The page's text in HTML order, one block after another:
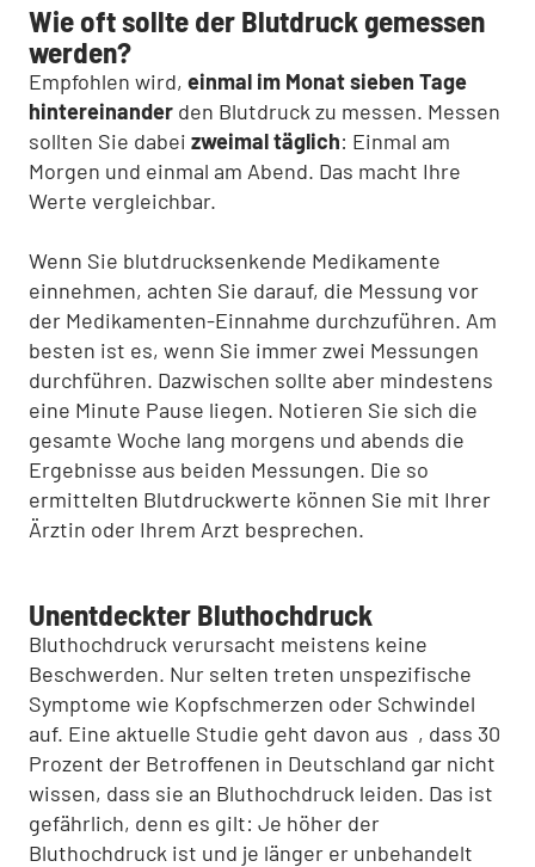
Wie oft sollte der Blutdruck gemessen
werden?
Empfohlen wird, einmal im Monat sieben Tage
hintereinander den Blutdruck zu messen. Messen
sollten Sie dabei zweimal täglich: Einmal am
Morgen und einmal am Abend. Das macht Ihre
Werte vergleichbar.
Wenn Sie blutdrucksenkende Medikamente
einnehmen, achten Sie darauf, die Messung vor
der Medikamenten-Einnahme durchzuführen. Am
besten ist es, wenn Sie immer zwei Messungen
durchführen. Dazwischen sollte aber mindestens
eine Minute Pause liegen. Notieren Sie sich die
gesamte Woche lang morgens und abends die
Ergebnisse aus beiden Messungen. Die so
ermittelten Blutdruckwerte können Sie mit Ihrer
Ärztin oder Ihrem Arzt besprechen.
Unentdeckter Bluthochdruck
Bluthochdruck verursacht meistens keine
Beschwerden. Nur selten treten unspezifische
Symptome wie Kopfschmerzen oder Schwindel
auf. Eine aktuelle Studie geht davon aus , dass 30
Prozent der Betroffenen in Deutschland gar nicht
wissen, dass sie an Bluthochdruck leiden. Das ist
gefährlich, denn es gilt: Je höher der
Bluthochdruck ist und je länger er unbehandelt